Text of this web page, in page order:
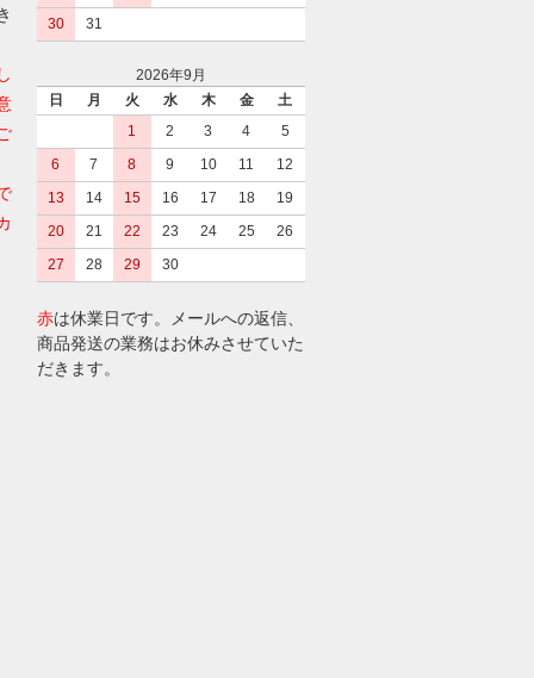
30
31
2026年9月
日
月 火 水 木 金
土
1
2 3 4
5
6
7 8 9 10 11
12
13
14 15 16 17 18
19
20
21 22 23 24 25
26
27
28 29 30
赤は休業日です。メールへの返信、
商品発送の業務はお休みさせていた
だきます。